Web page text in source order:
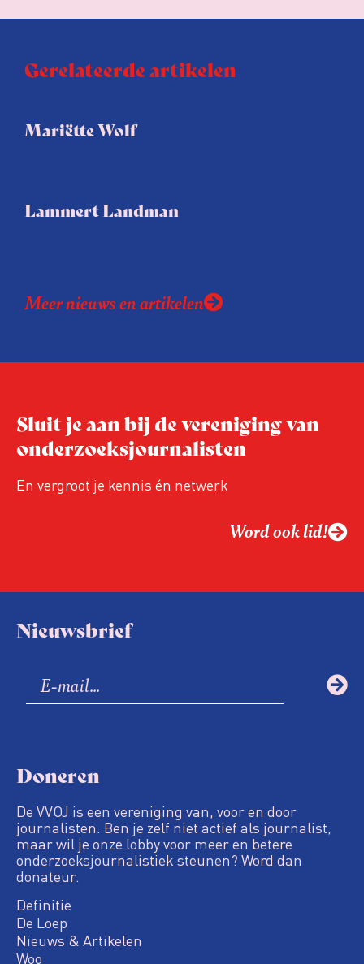
Gerelateerde artikelen
Mariëtte Wolf
Lammert Landman
Meer nieuws en artikelen
Sluit je aan bij de vereniging van
onderzoeksjournalisten
En vergroot je kennis én netwerk
Word ook lid!
Nieuwsbrief
Doneren
De VVOJ is een vereniging van, voor en door
journalisten. Ben je zelf niet actief als journalist,
maar wil je onze lobby voor meer en betere
onderzoeksjournalistiek steunen? Word dan
donateur.
Definitie
De Loep
Nieuws & Artikelen
Woo